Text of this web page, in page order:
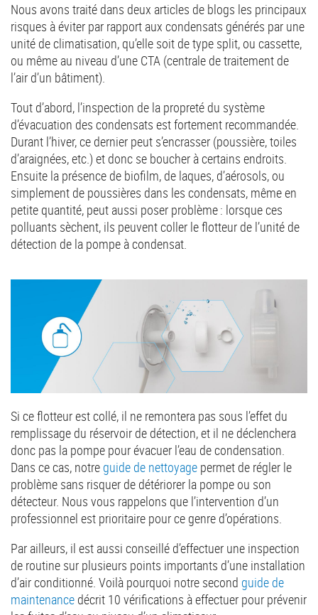
Nous avons traité dans deux articles de blogs les principaux
risques à éviter par rapport aux condensats générés par une
unité de climatisation, qu’elle soit de type split, ou cassette,
ou même au niveau d’une CTA (centrale de traitement de
l’air d’un bâtiment).
Tout d’abord, l’inspection de la propreté du système
d’évacuation des condensats est fortement recommandée.
Durant l’hiver, ce dernier peut s’encrasser (poussière, toiles
d’araignées, etc.) et donc se boucher à certains endroits.
Ensuite la présence de biofilm, de laques, d’aérosols, ou
simplement de poussières dans les condensats, même en
petite quantité, peut aussi poser problème : lorsque ces
polluants sèchent, ils peuvent coller le flotteur de l’unité de
détection de la pompe à condensat.
Si ce flotteur est collé, il ne remontera pas sous l’effet du
remplissage du réservoir de détection, et il ne déclenchera
donc pas la pompe pour évacuer l’eau de condensation.
Dans ce cas, notre guide de nettoyage permet de régler le
problème sans risquer de détériorer la pompe ou son
détecteur. Nous vous rappelons que l’intervention d’un
professionnel est prioritaire pour ce genre d’opérations.
Par ailleurs, il est aussi conseillé d’effectuer une inspection
de routine sur plusieurs points importants d’une installation
d’air conditionné. Voilà pourquoi notre second guide de
maintenance décrit 10 vérifications à effectuer pour prévenir